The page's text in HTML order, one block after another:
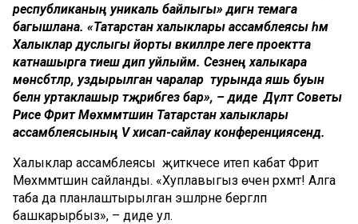
республиканың уникаль байлыгы» дигән темага
багышлана. «Татарстан халыклары ассамблеясы һәм
Халыклар дуслыгы йорты вәкилләре әлеге проектта
катнашырга тиеш дип уйлыйм. Сезнең халыкара
мөнәсәбәтләр, уздырылган чаралар турында яшь буын
белән уртаклашыр тәҗрибәгез бар», – диде Дәүләт Советы
Рәисе Фәрит Мөхәммәтшин Татарстан халыклары
ассамблеясының V хисап-сайлау конференциясендә.
Халыклар ассамблеясы җитәкчесе итеп кабат Фәрит
Мөхәммәтшин сайланды. «Хуплавыгыз өчен рәхмәт! Алга
таба да планлаштырылган эшләрне бергәләп
башкарырбыз», – диде ул.